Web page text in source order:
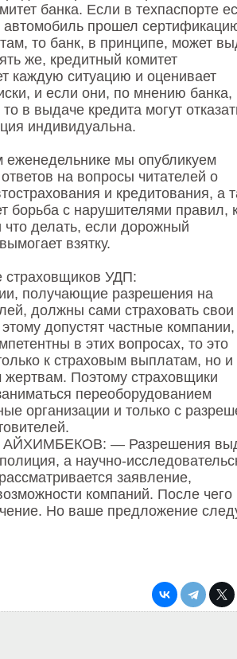
банка. Если в техпаспорте
автомобиль прошел
то банк, в принципе, может
же, кредитный комитет
каждую ситуацию и оценивает
и если они, по мнению банка,
в выдаче кредита могут
индивидуальна.
мы опубликуем
на вопросы читателей о
и кредитования, а
борьба с нарушителями правил,
что делать, если дорожный
взятку.
УДП:
получающие разрешения на
должны сами страховать свои
допустят частные компании,
в этих вопросах, то это
к страховым выплатам, но и
жертвам. Поэтому страховщики
переоборудованием
организации и только с
АЙХИМБЕКОВ: — Разрешения
а научно-
заявление,
компаний. После чего
Но ваше предложение